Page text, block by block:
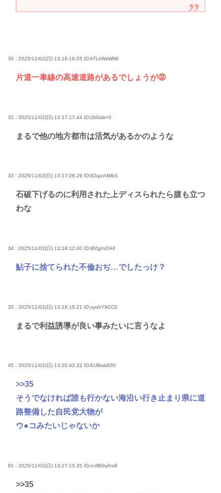
30 : 2025/11/02(日) 13:16:16.05 ID:kTLkWsWN0
片道一車線の高速道路があるでしょうが😡
32 : 2025/11/02(日) 13:17:17.44 ID:i3tGtdt+0
まるで他の地方都市は活気があるかのような
33 : 2025/11/02(日) 13:17:28.29 ID:82qaVdMc0
石破下げるのに利用された上ディスられたら腹も立つ
わな
34 : 2025/11/02(日) 13:18:12.00 ID:8fZg/nOA0
鮎子に捨てられた不倫おぢ…でしたっけ？
35 : 2025/11/02(日) 13:18:16.21 ID:xyobY9CC0
まるで利益誘導が良い事みたいに言うなよ
45 : 2025/11/02(日) 13:20:42.32 ID:EU8txb830
>>35
そうでなければ誰も行かない海沿い行き止まり県に道
路整備した自民党大物が
ウ●コみたいじゃないか
81 : 2025/11/02(日) 13:27:15.35 ID:n/dBGy0m0
>>35